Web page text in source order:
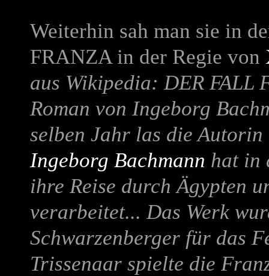
Weiterhin sah man sie in
FRANZAin der Regie von
aus Wikipedia:DER FALL
Roman von Ingeborg
selben Jahr las die Autorin
Ingeborg Bachmann hat in
ihre Reise durch Ägypten
verarbeitet... Das Werk
Schwarzenberger für das
Trissenaar spielte die